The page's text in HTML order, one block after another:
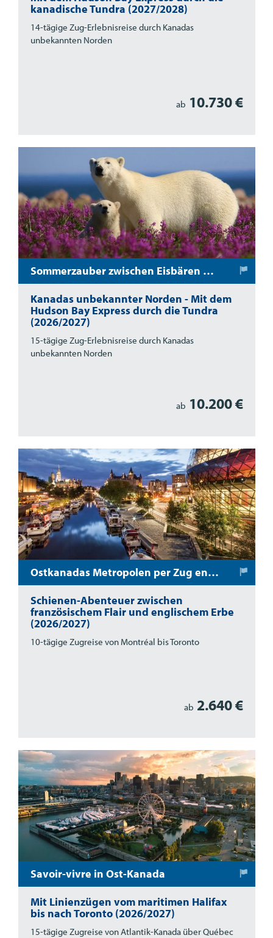
kanadische Tundra (2027/2028)
14-tägige Zug-Erlebnisreise durch Kanadas
unbekannten Norden
ab 10.730 €
Sommerzauber zwischen Eisbären und Belugas
Kanadas unbekannter Norden - Mit dem
Hudson Bay Express durch die Tundra
(2026/2027)
15-tägige Zug-Erlebnisreise durch Kanadas
unbekannten Norden
ab 10.200 €
Ostkanadas Metropolen per Zug entdecken
Schienen-Abenteuer zwischen
französischem Flair und englischem Erbe
(2026/2027)
10-tägige Zugreise von Montréal bis Toronto
ab 2.640 €
Savoir-vivre in Ost-Kanada
Mit Linienzügen vom maritimen Halifax
bis nach Toronto (2026/2027)
15-tägige Zugreise von Atlantik-Kanada über Québec